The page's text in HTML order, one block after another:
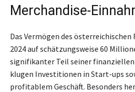
Merchandise-
Das Vermögen des österreichischen
2024 auf schätzungsweise 60
signifikanter Teil seiner
klugen Investitionen in Start-ups
profitablem Geschäft. Besonders